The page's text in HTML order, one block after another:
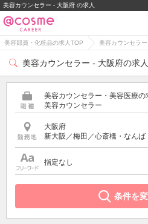
美容カウンセラー - 大阪府 の求人
美容部員・化粧品の求人TOP 美容カウンセラ
美容カウンセラー - 大阪府の求
美容カウンセラー・美容医療の
美容カウンセラー
大阪府
新大阪／梅田／心斎橋・なん
指定なし
条件を